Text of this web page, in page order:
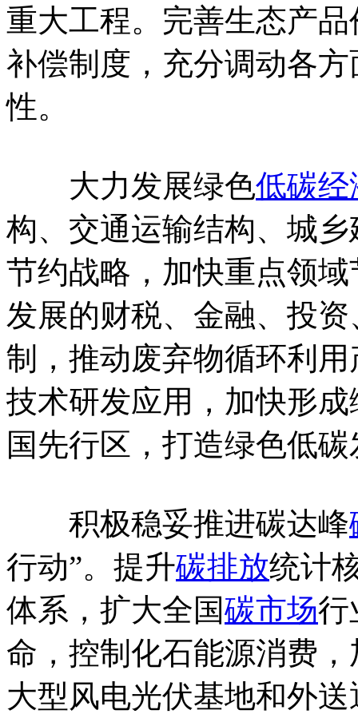
重大工程。完善生态产
补偿制度，充分调动各
性。
大力发展绿色低碳经
构、交通运输结构、城
节约战略，加快重点领
发展的财税、金融、投资
制，推动废弃物循环利
技术研发应用，加快形
国先行区，打造绿色低
积极稳妥推进碳达峰
行动”。提升碳排放统计
体系，扩大全国碳市场行
命，控制化石能源消费
大型风电光伏基地和外